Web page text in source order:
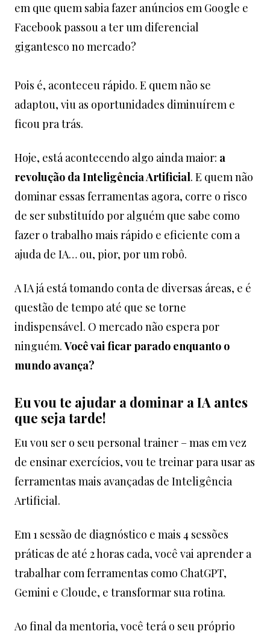
em que quem sabia fazer anúncios em Google e
Facebook passou a ter um diferencial
gigantesco no mercado?
Pois é, aconteceu rápido. E quem não se
adaptou, viu as oportunidades diminuírem e
ficou pra trás.
Hoje, está acontecendo algo ainda maior: a
revolução da Inteligência Artificial. E quem não
dominar essas ferramentas agora, corre o risco
de ser substituído por alguém que sabe como
fazer o trabalho mais rápido e eficiente com a
ajuda de IA… ou, pior, por um robô.
A IA já está tomando conta de diversas áreas, e é
questão de tempo até que se torne
indispensável. O mercado não espera por
ninguém.Você vai ficar parado enquanto o
mundo avança?
Eu vou te ajudar a dominar a IA antes
que seja tarde!
Eu vou ser o seu personal trainer – mas em vez
de ensinar exercícios, vou te treinar para usar as
ferramentas mais avançadas de Inteligência
Artificial.
Em 1 sessão de diagnóstico e mais 4 sessões
práticas de até 2 horas cada, você vai aprender a
trabalhar com ferramentas como ChatGPT,
Gemini e Cloude, e transformar sua rotina.
Ao final da mentoria, você terá o seu próprio